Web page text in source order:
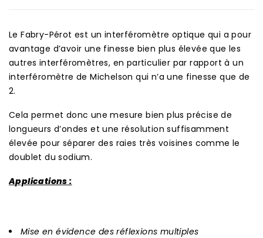
Le Fabry-Pérot est un interféromètre optique qui a pour
avantage d’avoir une finesse bien plus élevée que les
autres interféromètres, en particulier par rapport à un
interféromètre de Michelson qui n’a une finesse que de
2.
Cela permet donc une mesure bien plus précise de
longueurs d’ondes et une résolution suffisamment
élevée pour séparer des raies très voisines comme le
doublet du sodium.
Applications :
Mise en évidence des réflexions multiples